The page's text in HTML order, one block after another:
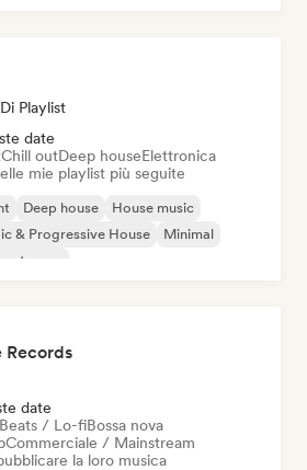
Playlist
date
Chill outDeep houseElettronica
mie playlist più seguite
Deep house
House music
& Progressive House
Minimal
Records
date
Beats / Lo-fiBossa nova
Commerciale / Mainstream
la loro musica